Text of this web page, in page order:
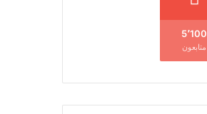
5٬100
متابعون